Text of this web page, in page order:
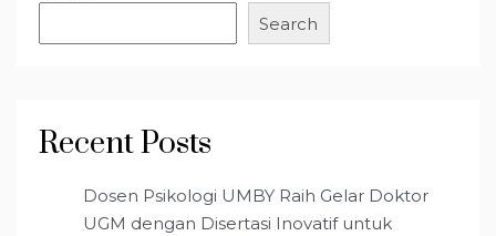
Search
Recent Posts
Dosen Psikologi UMBY Raih Gelar Doktor
UGM dengan Disertasi Inovatif untuk